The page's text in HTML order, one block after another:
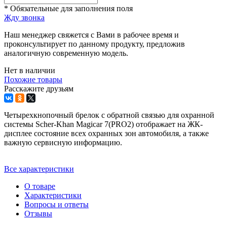
* Обязательные для заполнения поля
Жду звонка
Наш менеджер свяжется с Вами в рабочее время и
проконсультирует по данному продукту, предложив
аналогичную современную модель.
Нет в наличии
Похожие товары
Расскажите друзьям
Четырехкнопочный брелок с обратной связью для охранной
системы Scher-Khan Magicar 7(PRO2) отображает на ЖК-
дисплее состояние всех охранных зон автомобиля, а также
важную сервисную информацию.
Все характеристики
О товаре
Характеристики
Вопросы и ответы
Отзывы